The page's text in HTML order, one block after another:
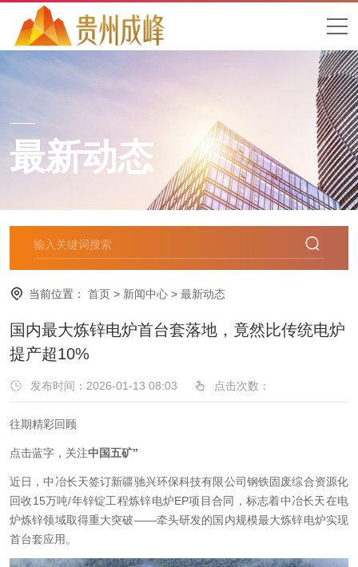
最新动态
当前位置： 首页 > 新闻中心 > 最新动态
国内最大炼锌电炉首台套落地，竟然比传统电炉
提产超10%
发布时间：2026-01-13 08:03 点击次数：
往期精彩回顾
点击蓝字，关注中国五矿”
近日，中冶长天签订新疆驰兴环保科技有限公司钢铁固废综合资源化
回收15万吨/年锌锭工程炼锌电炉EP项目合同，标志着中冶长天在电
炉炼锌领域取得重大突破——牵头研发的国内规模最大炼锌电炉实现
首台套应用。